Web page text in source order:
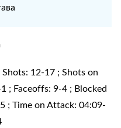
12-17 ; Shots on
; Faceoffs: 9-4 ; Blocked
; Time on Attack: 04:09-